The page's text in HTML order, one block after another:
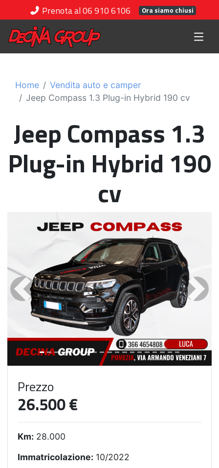
Prenota al 06 910 6106 Ora siamo chiusi
Home
Vendita auto e camper
Jeep Compass 1.3 Plug-in Hybrid 190 cv
Jeep Compass 1.3
Plug-in Hybrid 190
cv
Precedente
Prezzo
26.500 €
Km: 28.000
Immatricolazione: 10/2022